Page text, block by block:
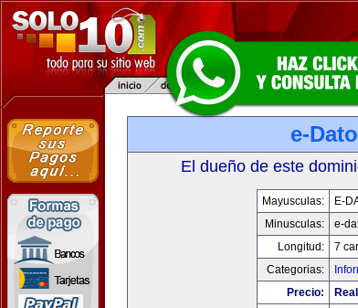
e-
El dueño de este
Mayusculas:
E-
Minusculas:
e-
Longitud:
7
Categorias:
Precio: